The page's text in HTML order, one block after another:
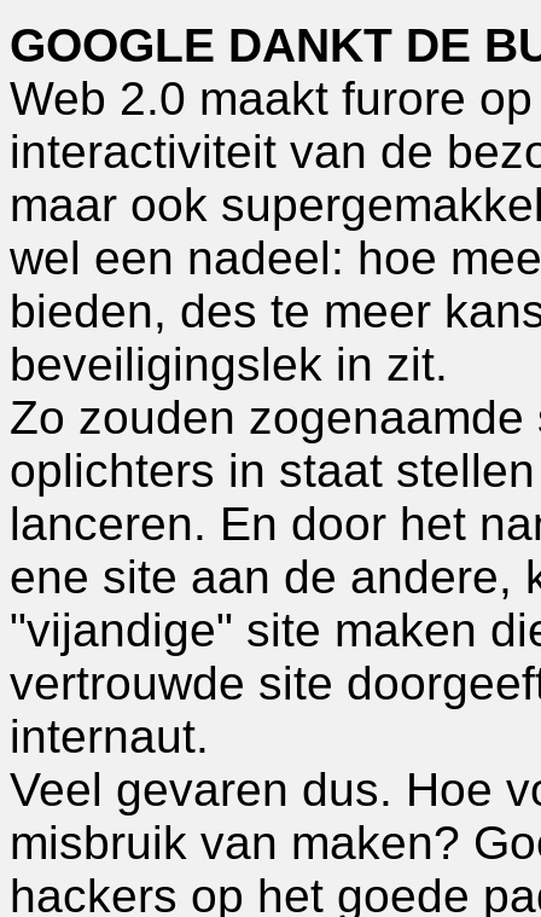
GOOGLE DANKT DE
Web 2.0 maakt furore
interactiviteit van de
maar ook
wel een nadeel: hoe
bieden, des te meer
beveiligingslek in zit.
Zo zouden
oplichters in staat
lanceren. En door het
ene site aan de andere,
"vijandige" site maken
vertrouwde site
internaut.
Veel gevaren dus. Hoe
misbruik van maken?
hackers op het goede